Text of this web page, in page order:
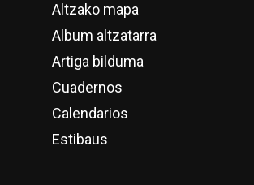
Altzako mapa
Album altzatarra
Artiga bilduma
Cuadernos
Calendarios
Estibaus